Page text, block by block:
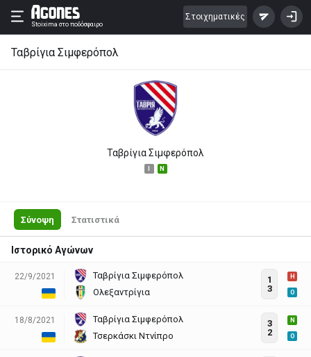
Stoixima στο ποδόσφαιρο
Στοιχηματικές
Ταβρίγια Σιμφερόπολ
Ταβρίγια Σιμφερόπολ
N
Σύνοψη Στατιστικά
Ιστορικό Αγώνων
22/9/2021
Ταβρίγια Σιμφερόπολ
Ολεξαντρίγια
1
3
H
O
18/8/2021
Ταβρίγια Σιμφερόπολ
Τσερκάσκι Ντνίπρο
3
2
N
O